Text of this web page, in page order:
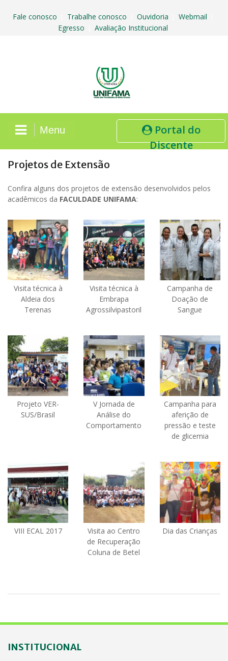
Fale conosco Trabalhe conosco Ouvidoria Webmail
Egresso Avaliação Institucional
Portal do
Discente
Menu
Projetos de Extensão
Confira alguns dos projetos de extensão desenvolvidos pelos
acadêmicos da FACULDADE UNIFAMA:
Visita técnica à
Aldeia dos
Terenas
Visita técnica à
Embrapa
Agrossilvipastoril
Campanha de
Doação de
Sangue
Projeto VER-
SUS/Brasil
V Jornada de
Análise do
Comportamento
Campanha para
aferição de
pressão e teste
de glicemia
VIII ECAL 2017
Visita ao Centro
de Recuperação
Coluna de Betel
Dia das Crianças
INSTITUCIONAL